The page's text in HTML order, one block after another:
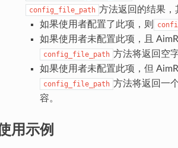
config_file_path 方法返回的结果，
如果使用者配置了此项，则
如果使用者未配置此项，且
config_file_path 方法将返回空
如果使用者未配置此项，但
config_file_path 方法将返回一
容。
用示例